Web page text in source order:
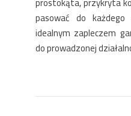
pasować do
idealnym zapleczem
do prowadzonej